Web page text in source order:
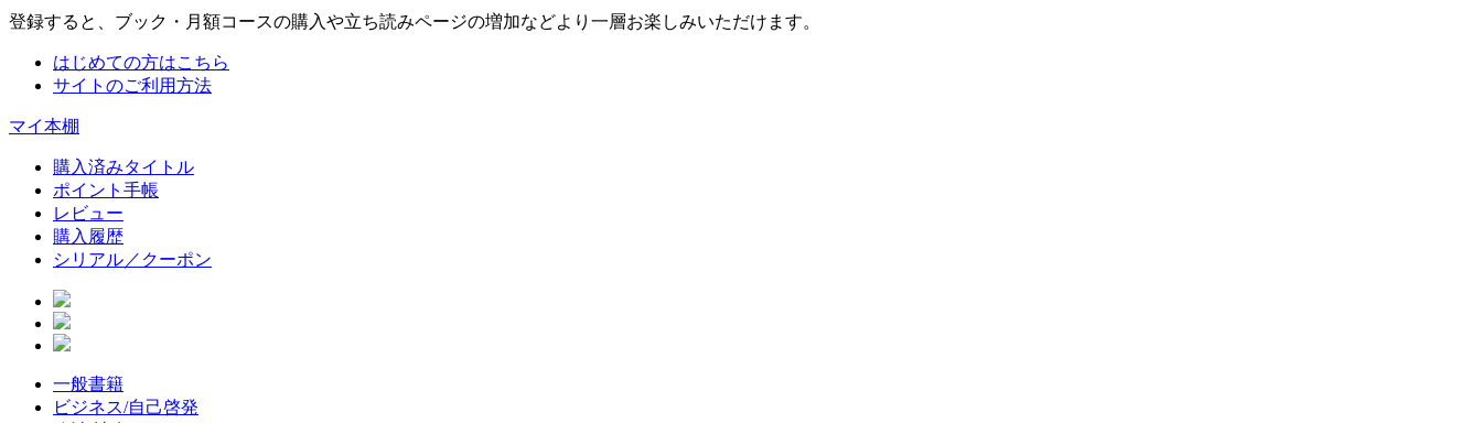
登録すると、ブック・月額コースの購入や立ち読みページの増加などより一層お楽しみいただけます。
はじめての方はこちら
サイトのご利用方法
マイ本棚
購入済みタイトル
ポイント手帳
レビュー
購入履歴
シリアル／クーポン
一般書籍
ビジネス/自己啓発